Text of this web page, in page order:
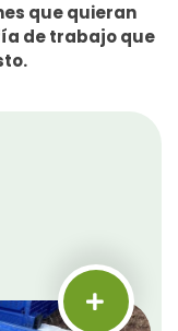
que quieran
de trabajo que